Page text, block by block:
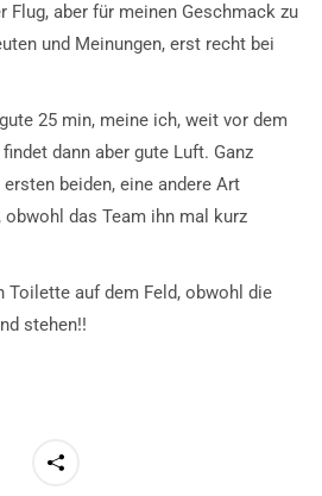
Flug, aber für meinen Geschmack zu
und Meinungen, erst recht bei
25 min, meine ich, weit vor dem
dann aber gute Luft. Ganz
beiden, eine andere Art
das Team ihn mal kurz
Toilette auf dem Feld, obwohl die
stehen!!